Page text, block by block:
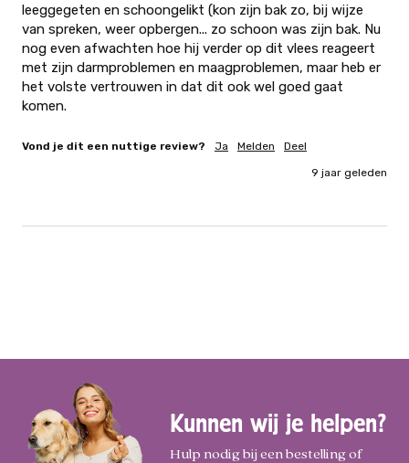
leeggegeten en schoongelikt (kon zijn bak zo, bij wijze
van spreken, weer opbergen... zo schoon was zijn bak. Nu
nog even afwachten hoe hij verder op dit vlees reageert
met zijn darmproblemen en maagproblemen, maar heb er
het volste vertrouwen in dat dit ook wel goed gaat
komen.
Vond je dit een nuttige review? Ja Melden Deel
9 jaar geleden
Kunnen wij je helpen?
Hulp nodig bij een bestelling of